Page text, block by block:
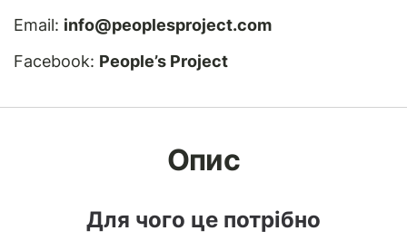
Email: info@peoplesproject.com
Facebook: People’s Project
Опис
Для чого це потрібно